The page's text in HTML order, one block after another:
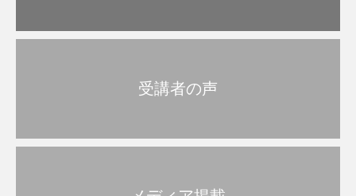
受講者の声